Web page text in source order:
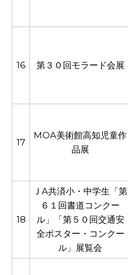
16 第３０回モラード会展
17
МОA美術館高知児童作
品展
18
ＪA共済小・中学生「第
６１回書道コンクー
ル」「第５０回交通安
全ポスター・コンクー
ル」展覧会